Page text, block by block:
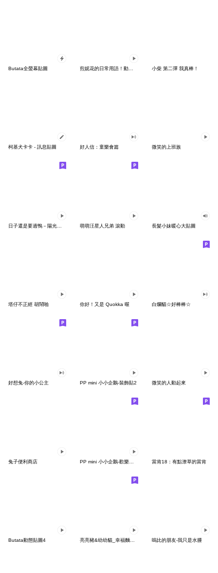
Butata全螢幕貼圖 小柴 第二彈 我真棒！
柯基犬卡卡 - 訊息貼圖 好人信：童樂會篇 微笑的上班族
萌萌汪星人兄弟 滾動 長髮小妹暖心大貼圖
塔仔不正經 胡鬧啪 你好！又是 Quokka 喔 白爛貓☆好棒棒☆
好想兔-你的小公主 PP mini 小小企鵝-裝飾貼2 微笑的人動起來
兔子便利商店 當肯18：有點潦草的當肯
Butata動態貼圖4 嗚比的朋友-我只是水腫